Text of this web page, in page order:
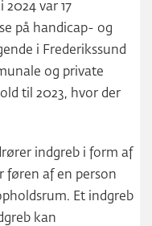
var 17
på handicap- og
i Frederikssund
og private
til 2023, hvor der
indgreb i form af
føren af en person
Et indgreb
kan